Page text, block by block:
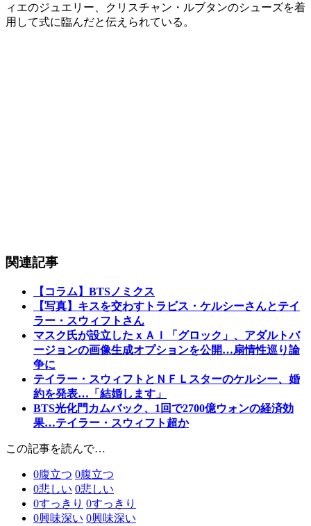
ィエのジュエリー、クリスチャン・ルブタンのシューズを着
用して式に臨んだと伝えられている。
関連記事
【コラム】BTSノミクス
【写真】キスを交わすトラビス・ケルシーさんとテイ
ラー・スウィフトさん
マスク氏が設立したｘＡＩ「グロック」、アダルトバ
ージョンの画像生成オプションを公開…扇情性巡り論
争に
テイラー・スウィフトとＮＦＬスターのケルシー、婚
約を発表…「結婚します」
BTS光化門カムバック、1回で2700億ウォンの経済効
果…テイラー・スウィフト超か
この記事を読んで…
0腹立つ 0腹立つ
0悲しい 0悲しい
0すっきり 0すっきり
0興味深い 0興味深い